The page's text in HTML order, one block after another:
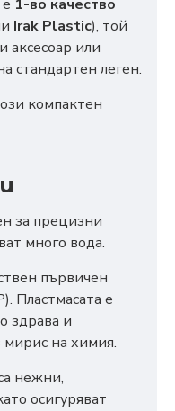
1-во качество
Irak Plastic), той
аксесоар или
стандартен леген.
компактен
за прецизни
много вода.
първичен
Пластмасата е
здрава и
мирис на химия.
нежни,
осигуряват